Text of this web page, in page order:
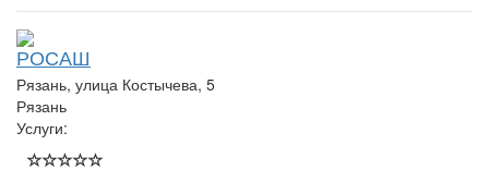
РОСАШ
Рязань, улица Костычева, 5
Рязань
Услуги: